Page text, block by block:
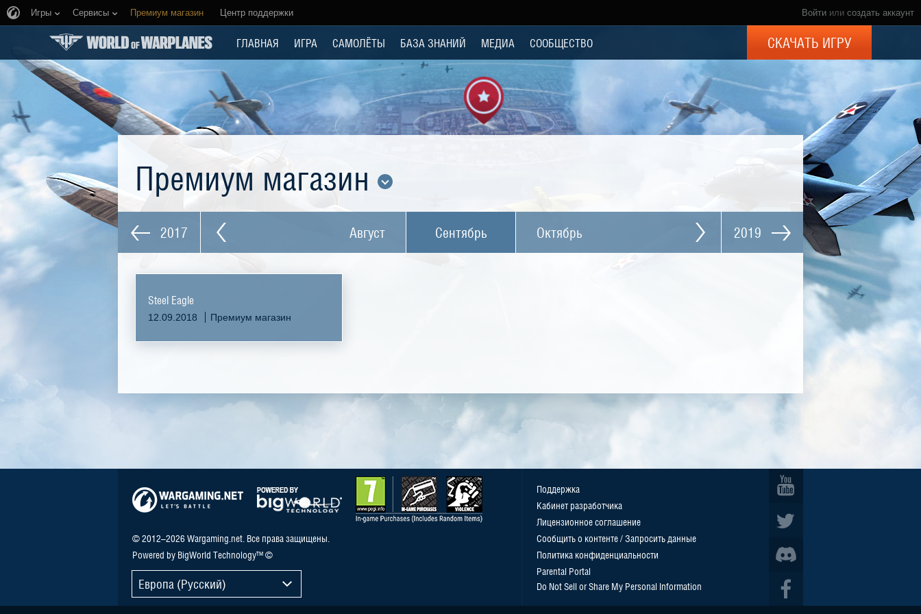
Войти или создать аккаунт
Игры Сервисы Премиум магазин Центр поддержки
ГЛАВНАЯ ИГРА САМОЛЁТЫ БАЗА ЗНАНИЙ МЕДИА СООБЩЕСТВО СКАЧАТЬ ИГРУ
Премиум магазин
2017 Август Сентябрь Октябрь 2019
Steel Eagle
12.09.2018 Премиум магазин
© 2012–2026 Wargaming.net. Все права защищены.
Powered by BigWorld Technology™ ©
Европа (Русский)
Поддержка
Кабинет разработчика
Лицензионное соглашение
Сообщить о контенте / Запросить данные
Политика конфиденциальности
Parental Portal
Do Not Sell or Share My Personal Information